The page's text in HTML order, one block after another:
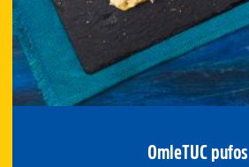
OmleTUC pufos